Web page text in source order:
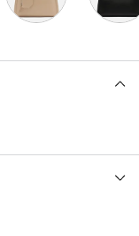
pesponto